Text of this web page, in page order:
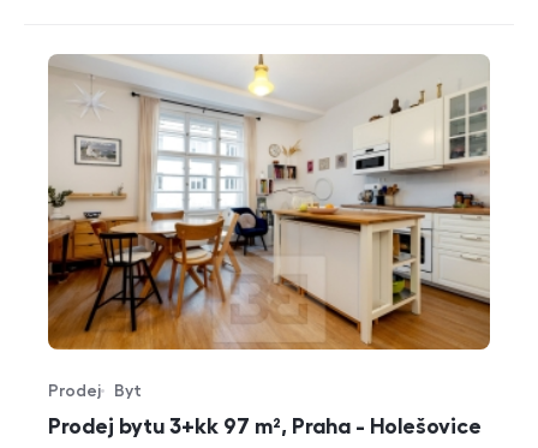
Prodej bytu 3+kk 97 m², Praha - Holešovice
Typ nabídky
Prodej
Typ nemovitosti
Byt